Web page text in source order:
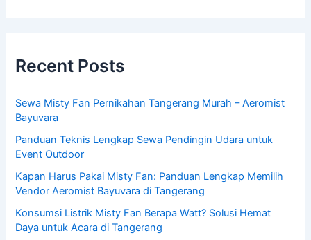
Recent Posts
Sewa Misty Fan Pernikahan Tangerang Murah – Aeromist
Bayuvara
Panduan Teknis Lengkap Sewa Pendingin Udara untuk
Event Outdoor
Kapan Harus Pakai Misty Fan: Panduan Lengkap Memilih
Vendor Aeromist Bayuvara di Tangerang
Konsumsi Listrik Misty Fan Berapa Watt? Solusi Hemat
Daya untuk Acara di Tangerang